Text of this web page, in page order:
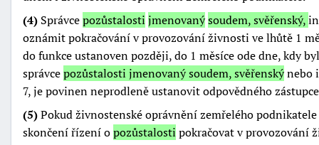
(4) Správcepozůstalosti jmenovanýsoudem, svěřenský,
oznámit pokračování v provozování živnosti ve lhůtě 1
do funkce ustanoven později, do 1 měsíce ode dne, kdy
správcepozůstalosti jmenovaný soudem, svěřenskýnebo
7, je povinen neprodleně ustanovit odpovědného
(5)Pokud živnostenské oprávnění zemřelého
skončení řízení opozůstalosti pokračovat v provozování